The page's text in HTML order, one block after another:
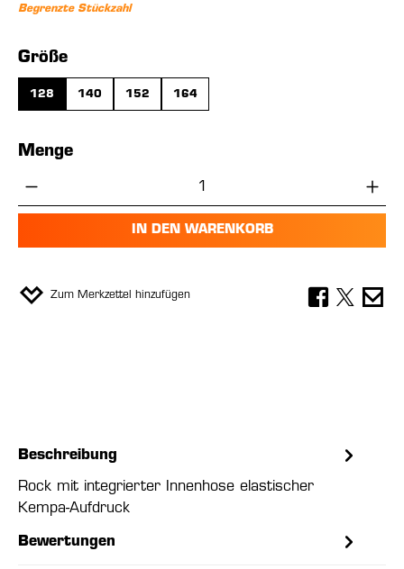
Begrenzte Stückzahl
Größeauswählen
128 140 152 164
Menge
Produkt Anzahl: Gib den gewünschten
IN DEN WARENKORB
Zum Merkzettel hinzufügen
Beschreibung
Rock mit integrierter Innenhose elastischer
Kempa-Aufdruck
Bewertungen